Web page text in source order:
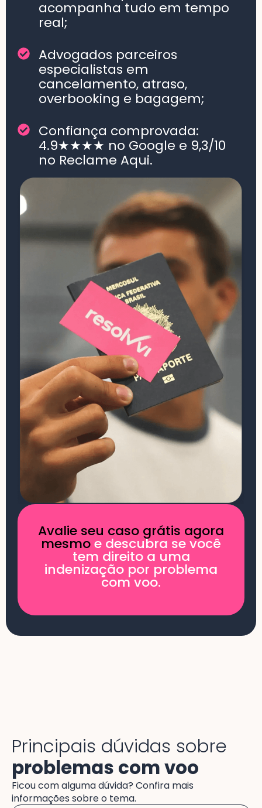
acompanha tudo em tempo
real;
Advogados parceiros
especialistas em
cancelamento, atraso,
overbooking e bagagem;
Confiança comprovada:
4.9★★★★ no Google e 9,3/10
no Reclame Aqui.
Avalie seu caso grátis agora
mesmoe descubra se você
tem direito a uma
indenização por problema
com voo.
Principais dúvidas sobre
problemas com voo
Ficou com alguma dúvida? Confira mais
informações sobre o tema.